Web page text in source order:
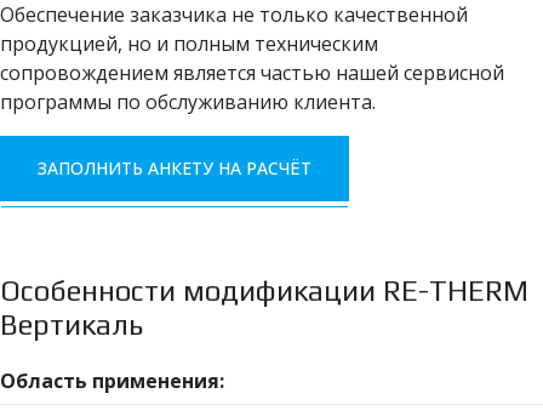
Обеспечение заказчика не только качественной
продукцией, но и полным техническим
сопровождением является частью нашей сервисной
программы по обслуживанию клиента.
ЗАПОЛНИТЬ АНКЕТУ НА РАСЧЁТ
Особенности модификации RE-THERM
Вертикаль
Область применения: